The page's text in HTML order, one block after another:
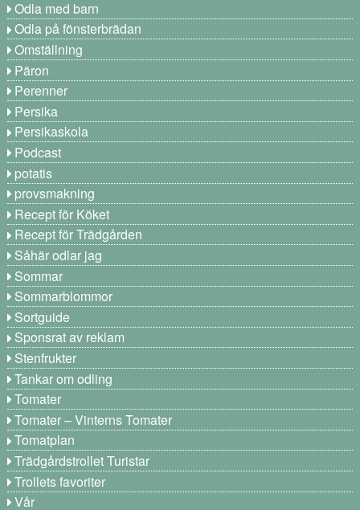
Odla med barn
Odla på fönsterbrädan
Omställning
Päron
Perenner
Persika
Persikaskola
Podcast
potatis
provsmakning
Recept för Köket
Recept för Trädgården
Såhär odlar jag
Sommar
Sommarblommor
Sortguide
Sponsrat av reklam
Stenfrukter
Tankar om odling
Tomater
Tomater – Vinterns Tomater
Tomatplan
Trädgårdstrollet Turistar
Trollets favoriter
Vår